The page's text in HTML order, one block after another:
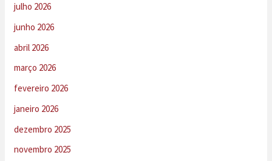
julho 2026
junho 2026
abril 2026
março 2026
fevereiro 2026
janeiro 2026
dezembro 2025
novembro 2025